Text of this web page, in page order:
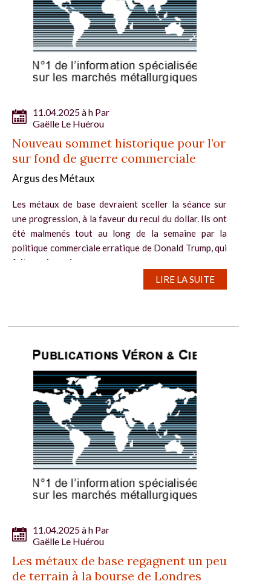
11.04.2025 à h Par
Gaëlle Le Huérou
Nouveau sommet historique pour l’or
sur fond de guerre commerciale
Argus des Métaux
Les métaux de base devraient sceller la séance sur
une progression, à la faveur du recul du dollar. Ils ont
été malmenés tout au long de la semaine par la
politique commerciale erratique de Donald Trump, qui
fait courir un risque aux...
LIRE LA SUITE
11.04.2025 à h Par
Gaëlle Le Huérou
Les métaux de base regagnent un peu
de terrain à la bourse de Londres